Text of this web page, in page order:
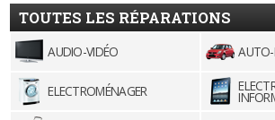
TOUTES LES RÉPARATIONS
AUDIO-VIDÉO
ELECTROMÉNAGER